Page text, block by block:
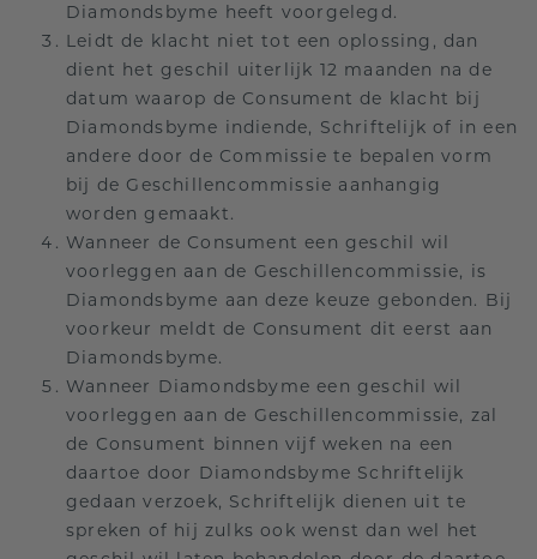
Diamondsbyme heeft voorgelegd.
Leidt de klacht niet tot een oplossing, dan
dient het geschil uiterlijk 12 maanden na de
datum waarop de Consument de klacht bij
Diamondsbyme indiende, Schriftelijk of in een
andere door de Commissie te bepalen vorm
bij de Geschillencommissie aanhangig
worden gemaakt.
Wanneer de Consument een geschil wil
voorleggen aan de Geschillencommissie, is
Diamondsbyme aan deze keuze gebonden. Bij
voorkeur meldt de Consument dit eerst aan
Diamondsbyme.
Wanneer Diamondsbyme een geschil wil
voorleggen aan de Geschillencommissie, zal
de Consument binnen vijf weken na een
daartoe door Diamondsbyme Schriftelijk
gedaan verzoek, Schriftelijk dienen uit te
spreken of hij zulks ook wenst dan wel het